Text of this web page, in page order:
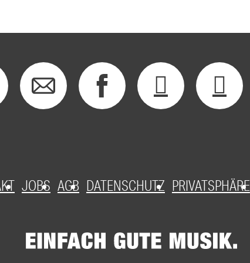
JOBS AGB DATENSCHUTZ PRIVATSPHÄRE